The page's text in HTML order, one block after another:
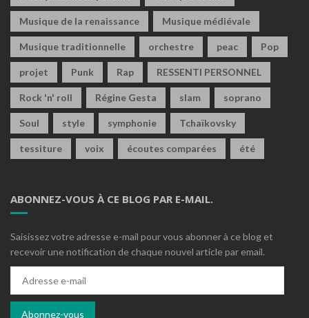
Musique de la renaissance Musique médiévale
Musique traditionnelle orchestre peac Pop
projet Punk Rap RESSENTI PERSONNEL
Rock 'n' roll Régine Gesta slam soprano
Soul style symphonie Tchaïkovsky
tessiture voix écoutes comparées été
ABONNEZ-VOUS À CE BLOG PAR E-MAIL.
Saisissez votre adresse e-mail pour vous abonner à ce blog et
recevoir une notification de chaque nouvel article par email.
mail
Abonnez-vous